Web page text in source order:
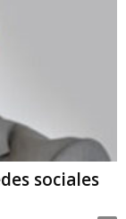
sociales